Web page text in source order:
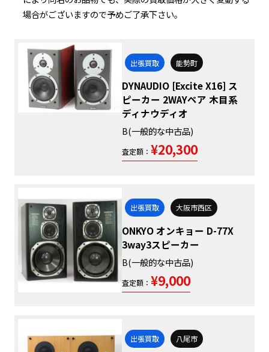
場合がございますので予めご了承下さい。
出張買取 能勢町
DYNAUDIO [Excite X16] ス
ピーカー 2WAYペア 木目系
ディナウディオ
B(一般的な中古品)
査定額： ¥20,300
出張買取 大阪市西区
ONKYO オンキョー D-77X
3way3スピーカー
B(一般的な中古品)
査定額： ¥9,000
出張買取 八尾市